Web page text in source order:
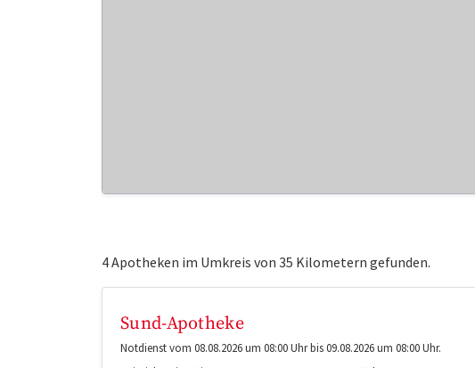
4 Apotheken im Umkreis von 35 Kilometern gefunden.
Sund-Apotheke
Notdienst vom 08.08.2026 um 08:00 Uhr bis 09.08.2026 um 08:00 Uhr.